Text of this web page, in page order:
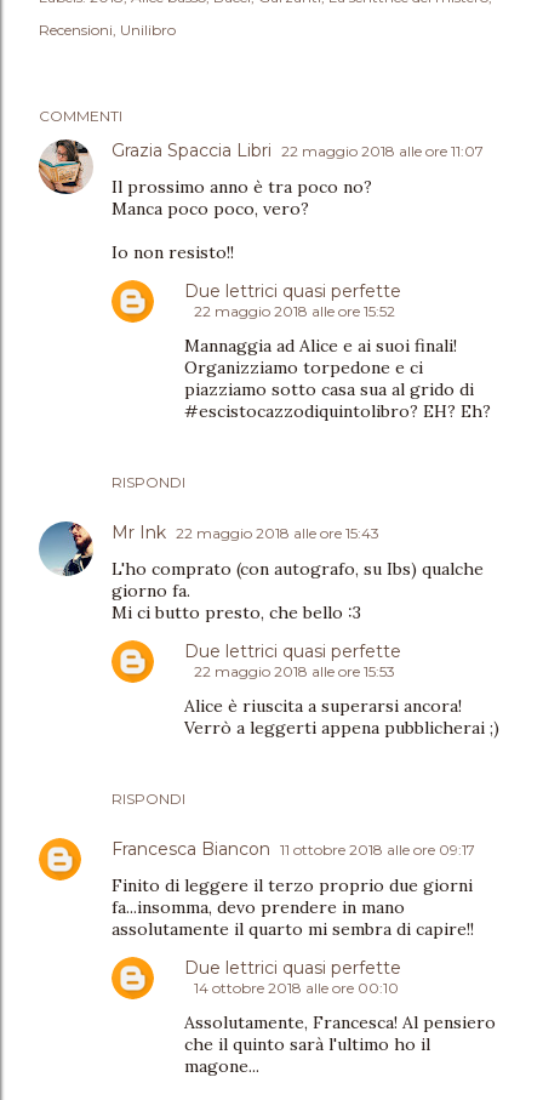
Recensioni Unilibro
COMMENTI
Grazia Spaccia Libri 22 maggio 2018 alle ore 11:07
Il prossimo anno è tra poco no?
Manca poco poco, vero?
Io non resisto!!
RISPONDI
Due lettrici quasi perfette
22 maggio 2018 alle ore 15:52
Mannaggia ad Alice e ai suoi finali!
Organizziamo torpedone e ci
piazziamo sotto casa sua al grido di
#escistocazzodiquintolibro? EH? Eh?
Mr Ink 22 maggio 2018 alle ore 15:43
L'ho comprato (con autografo, su Ibs) qualche
giorno fa.
Mi ci butto presto, che bello :3
RISPONDI
Due lettrici quasi perfette
22 maggio 2018 alle ore 15:53
Alice è riuscita a superarsi ancora!
Verrò a leggerti appena pubblicherai ;)
Francesca Biancon 11 ottobre 2018 alle ore 09:17
Finito di leggere il terzo proprio due giorni
fa...insomma, devo prendere in mano
assolutamente il quarto mi sembra di capire!!
Due lettrici quasi perfette
14 ottobre 2018 alle ore 00:10
Assolutamente, Francesca! Al pensiero
che il quinto sarà l'ultimo ho il
magone...